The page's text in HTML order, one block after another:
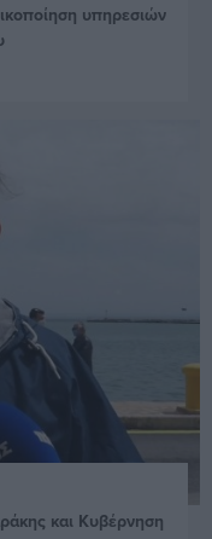
υπηρεσιών
και Κυβέρνηση